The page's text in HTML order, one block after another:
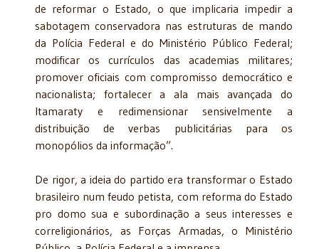
de reformar o Estado, o que implicaria impedir a
sabotagem conservadora nas estruturas de mando
da Polícia Federal e do Ministério Público Federal;
modificar os currículos das academias militares;
promover oficiais com compromisso democrático e
nacionalista; fortalecer a ala mais avançada do
Itamaraty e redimensionar sensivelmente a
distribuição de verbas publicitárias para os
monopólios da informação”.
De rigor, a ideia do partido era transformar o Estado
brasileiro num feudo petista, com reforma do Estado
pro domo sua e subordinação a seus interesses e
correligionários, as Forças Armadas, o Ministério